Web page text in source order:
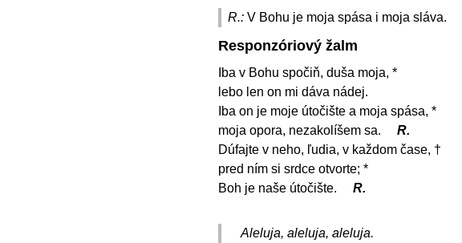
R.: V Bohu je moja spása i moja sláva.
Responzóriový žalm
Iba v Bohu spočiň, duša moja, *
lebo len on mi dáva nádej.
Iba on je moje útočište a moja spása, *
moja opora, nezakolíšem sa.
R.
Dúfajte v neho, ľudia, v každom čase, †
pred ním si srdce otvorte; *
Boh je naše útočište.
R.
Aleluja, aleluja, aleluja.